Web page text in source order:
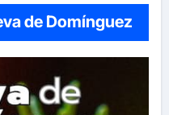
de Domínguez